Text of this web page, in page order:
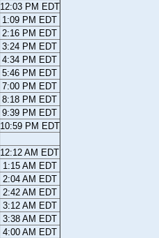
12:03 PM EDT
1:09 PM EDT
2:16 PM EDT
3:24 PM EDT
4:34 PM EDT
5:46 PM EDT
7:00 PM EDT
8:18 PM EDT
9:39 PM EDT
10:59 PM EDT
12:12 AM EDT
1:15 AM EDT
2:04 AM EDT
2:42 AM EDT
3:12 AM EDT
3:38 AM EDT
4:00 AM EDT